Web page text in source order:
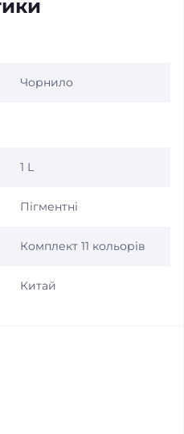
Чорнило
1 L
Пігментні
Комплект 11 кольорів
Китай